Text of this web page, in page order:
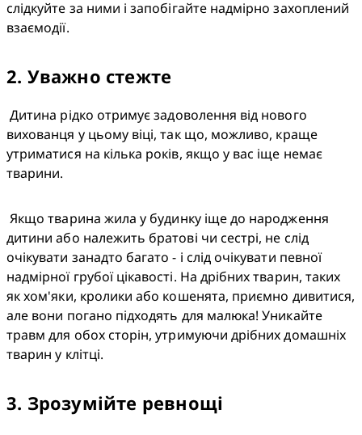
слідкуйте за ними і запобігайте надмірно захоплений
взаємодії.
2. Уважно стежте
Дитина рідко отримує задоволення від нового
вихованця у цьому віці, так що, можливо, краще
утриматися на кілька років, якщо у вас іще немає
тварини.
Якщо тварина жила у будинку іще до народження
дитини або належить братові чи сестрі, не слід
очікувати занадто багато - і слід очікувати певної
надмірної грубої цікавості. На дрібних тварин, таких
як хом'яки, кролики або кошенята, приємно дивитися,
але вони погано підходять для малюка! Уникайте
травм для обох сторін, утримуючи дрібних домашніх
тварин у клітці.
3. Зрозумійте ревнощі